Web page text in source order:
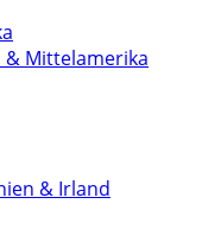
& Mittelamerika
& Irland